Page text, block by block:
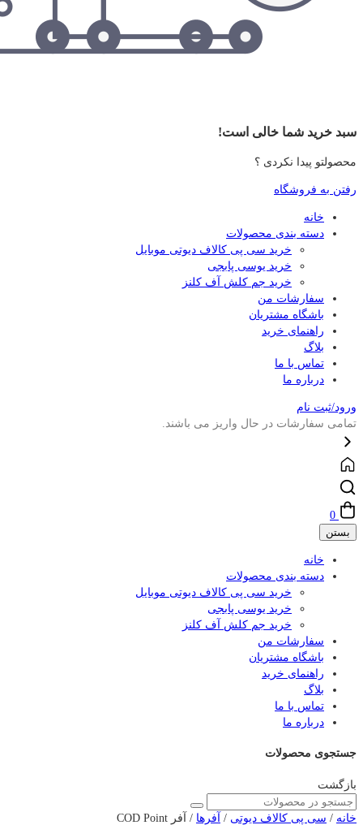
سبد خرید شما خالی است!
محصولتو پیدا نکردی ؟
رفتن به فروشگاه
خانه
دسته بندی محصولات
خرید سی پی کالاف دیوتی موبایل
خرید یوسی پابجی
خرید جم کلش آف کلنز
سفارشات من
باشگاه مشتریان
راهنمای خرید
بلاگ
تماس با ما
درباره ما
ورود/ثبت نام
تمامی سفارشات در حال واریز می باشند.
0
بستن
خانه
دسته بندی محصولات
خرید سی پی کالاف دیوتی موبایل
خرید یوسی پابجی
خرید جم کلش آف کلنز
سفارشات من
باشگاه مشتریان
راهنمای خرید
بلاگ
تماس با ما
درباره ما
جستجوی محصولات
بازگشت
خانه / سی پی کالاف دیوتی / آفرها / آفر COD Point